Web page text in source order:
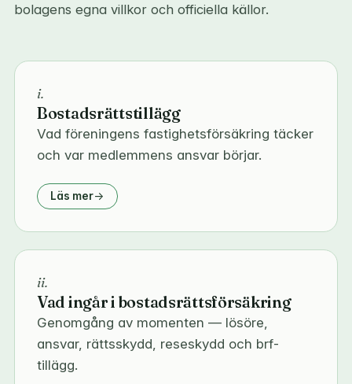
bolagens egna villkor och officiella källor.
i.
Bostadsrättstillägg
Vad föreningens fastighetsförsäkring täcker
och var medlemmens ansvar börjar.
Läs mer
ii.
Vad ingår i bostadsrättsförsäkring
Genomgång av momenten — lösöre,
ansvar, rättsskydd, reseskydd och brf-
tillägg.